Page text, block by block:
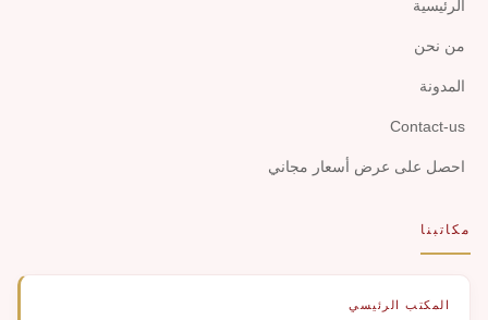
الرئيسية
من نحن
المدونة
Contact-us
احصل على عرض أسعار مجاني
مكاتبنا
المكتب الرئيسي